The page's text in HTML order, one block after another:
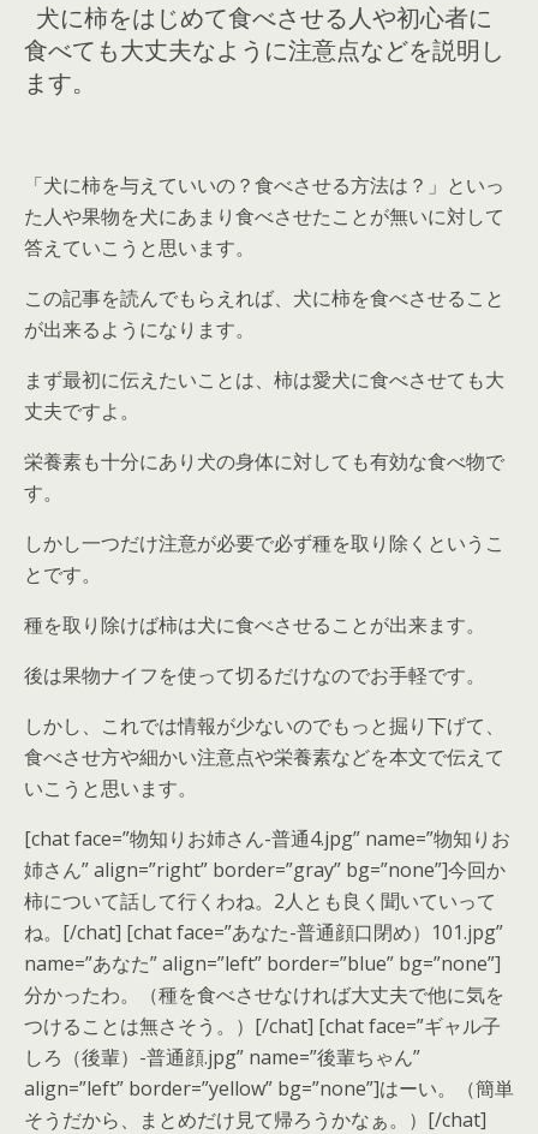
犬に柿をはじめて食べさせる人や初心者に
食べても大丈夫なように注意点などを説明し
ます。
「犬に柿を与えていいの？食べさせる方法は？」といっ
た人や果物を犬にあまり食べさせたことが無いに対して
答えていこうと思います。
この記事を読んでもらえれば、犬に柿を食べさせること
が出来るようになります。
まず最初に伝えたいことは、 柿は愛犬に食べさせても大
丈夫ですよ。
栄養素も十分にあり犬の身体に対しても有効な食べ物で
す。
しかし一つだけ注意が必要で必ず種を取り除く というこ
とです。
種を取り除けば柿は犬に食べさせることが出来ます。
後は果物ナイフを使って切るだけなのでお手軽です。
しかし、これでは情報が少ないのでもっと掘り下げて、
食べさせ方や細かい注意点や栄養素などを本文で伝えて
いこうと思います。
[chat face=”物知りお姉さん-普通4.jpg” name=”物知りお
姉さん” align=”right” border=”gray” bg=”none”]今回か
柿について話して行くわね。2人とも良く聞いていって
ね。[/chat] [chat face=”あなた-普通顔口閉め）101.jpg”
name=”あなた” align=”left” border=”blue” bg=”none”]
分かったわ。（種を食べさせなければ大丈夫で他に気を
つけることは無さそう。）[/chat] [chat face=”ギャル子
しろ（後輩）-普通顔.jpg” name=”後輩ちゃん”
align=”left” border=”yellow” bg=”none”]はーい。（簡単
そうだから、まとめだけ見て帰ろうかなぁ。）[/chat]